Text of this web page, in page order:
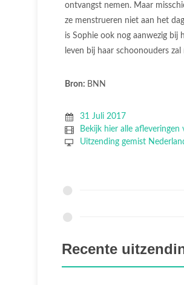
ontvangst nemen. Maar
ze menstrueren niet aan het
is Sophie ook nog aanwezig
leven bij haar schoonouders
Bron: BNN
31 Juli 2017
Bekijk hier alle afleveringen
Uitzending gemist
Recente